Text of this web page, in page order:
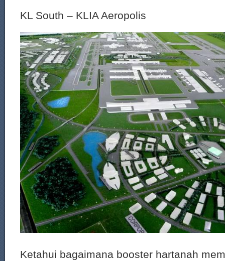
KL South – KLIA Aeropolis
Ketahui bagaimana booster hartanah